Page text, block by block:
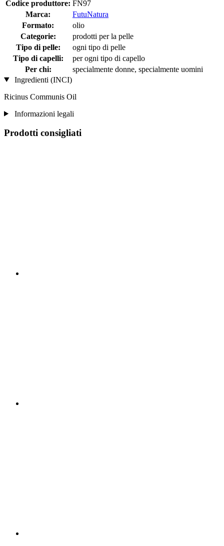
Codice produttore: FN97
Marca:
FutuNatura
Formato:
olio
Categorie:
prodotti per la pelle
Tipo di pelle:
ogni tipo di pelle
Tipo di capelli:
per ogni tipo di capello
Per chi:
specialmente donne, specialmente uomini
Ingredienti (INCI)
Ricinus Communis Oil
Informazioni legali
Prodotti consigliati